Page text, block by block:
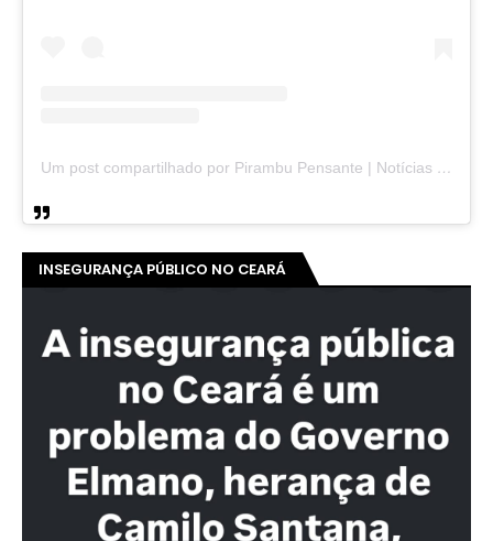
Um post compartilhado por Pirambu Pensante | Notícias & Entretenimento (@pirambupensante)
INSEGURANÇA PÚBLICO NO CEARÁ